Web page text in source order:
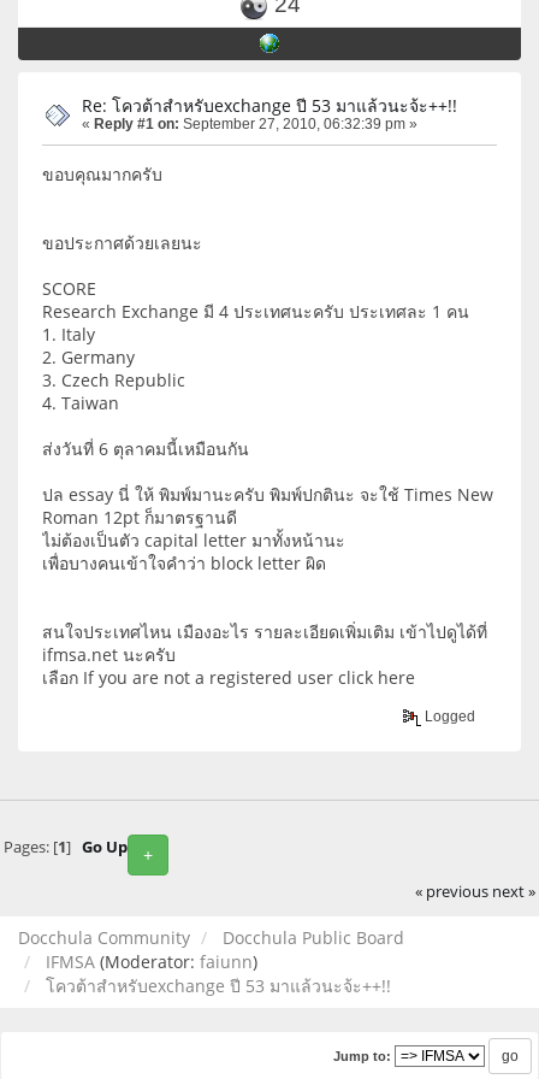
Re: โควต้าสำหรับexchange ปี 53 มาแล้วนะจ้ะ++!!
« Reply #1 on: September 27, 2010, 06:32:39 pm »
ขอบคุณมากครับ
ขอประกาศด้วยเลยนะ
SCORE
Research Exchange มี 4 ประเทศนะครับ ประเทศละ 1 คน
1. Italy
2. Germany
3. Czech Republic
4. Taiwan
ส่งวันที่ 6 ตุลาคมนี้เหมือนกัน
ปล essay นี่ ให้ พิมพ์มานะครับ พิมพ์ปกตินะ จะใช้ Times New
Roman 12pt ก็มาตรฐานดี
ไม่ต้องเป็นตัว capital letter มาทั้งหน้านะ
เพื่อบางคนเข้าใจคำว่า block letter ผิด
สนใจประเทศไหน เมืองอะไร รายละเอียดเพิ่มเติม เข้าไปดูได้ที่
ifmsa.net นะครับ
เลือก If you are not a registered user click here
Logged
+
Pages: [1] Go Up
« previous next »
Docchula Community
Docchula Public Board
IFMSA (Moderator: faiunn)
โควต้าสำหรับexchange ปี 53 มาแล้วนะจ้ะ++!!
Jump to: